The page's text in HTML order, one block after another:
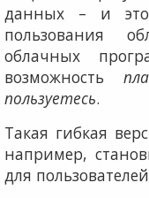
данных – и
пользования
облачных
возможность
пользуетесь.
Такая гибкая
например,
для